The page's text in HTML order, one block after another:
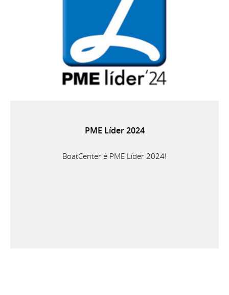
PME Líder 2024
BoatCenter é PME Líder 2024!